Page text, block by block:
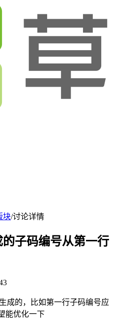
块/讨论详情
子码编号从第一行
成的，比如第一行子码编号应
能优化一下